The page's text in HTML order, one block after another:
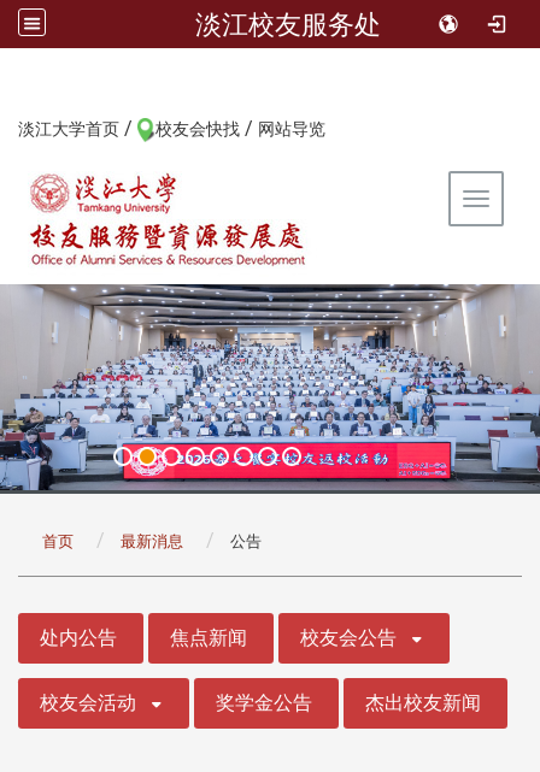
淡江校友服务处
淡江大学首页 / 校友会快找 / 网站导览
Toggle
首页 最新消息 公告
处内公告 焦点新闻 校友会公告
校友会活动 奖学金公告 杰出校友新闻